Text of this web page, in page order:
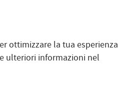
ein „Gesetz über
ottimizzare la tua esperienza
ulteriori informazioni nel